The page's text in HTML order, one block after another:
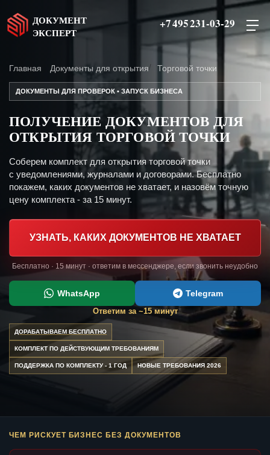
ДОКУМЕНТ
ЭКСПЕРТ
+7 495 231-03-29
Главная Документы для открытия Торговой точки
ДОКУМЕНТЫ ДЛЯ ПРОВЕРОК • ЗАПУСК БИЗНЕСА
ПОЛУЧЕНИЕ ДОКУМЕНТОВ ДЛЯ
ОТКРЫТИЯ ТОРГОВОЙ ТОЧКИ
Соберем комплект для открытия торговой точки
с уведомлениями, журналами и договорами. Бесплатно
покажем, каких документов не хватает, и назовём точную
цену комплекта - за 15 минут.
УЗНАТЬ, КАКИХ ДОКУМЕНТОВ НЕ ХВАТАЕТ
Бесплатно · 15 минут · ответим в мессенджере, если звонить неудобно
WhatsApp Telegram
Ответим за ~15 минут
ДОРАБАТЫВАЕМ БЕСПЛАТНО
КОМПЛЕКТ ПО ДЕЙСТВУЮЩИМ ТРЕБОВАНИЯМ
ПОДДЕРЖКА ПО КОМПЛЕКТУ - 1 ГОД НОВЫЕ ТРЕБОВАНИЯ 2026
ЧЕМ РИСКУЕТ БИЗНЕС БЕЗ ДОКУМЕНТОВ